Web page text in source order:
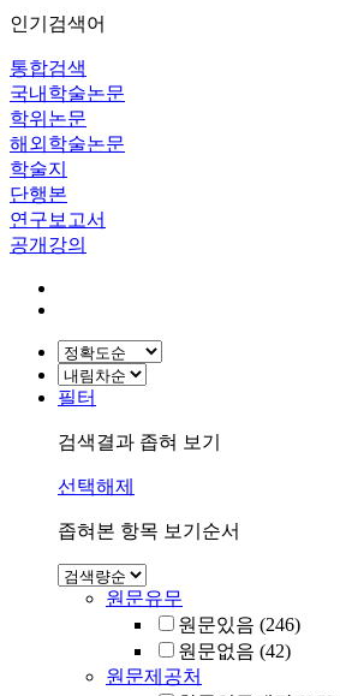
인기검색어
통합검색
국내학술논문
학위논문
해외학술논문
학술지
단행본
연구보고서
공개강의
필터
검색결과 좁혀 보기
선택해제
좁혀본 항목 보기순서
원문유무
원문있음 (246)
원문없음 (42)
원문제공처